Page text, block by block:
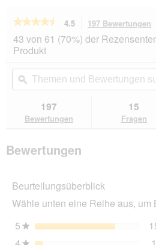
★★★★★
★★★★★
von
5
lesen
für
NATURE
Adult
Huhn
g
4.5 197 Bewertungen
43 von 61 (70%) der
Produkt
Themen
und
Bewertungen
ϙ
197
Bewertungen
15
Fragen
Bewertungen
Beurteilungsüberblick
Wähle unten eine Reihe aus, um
5★ Sterne
★